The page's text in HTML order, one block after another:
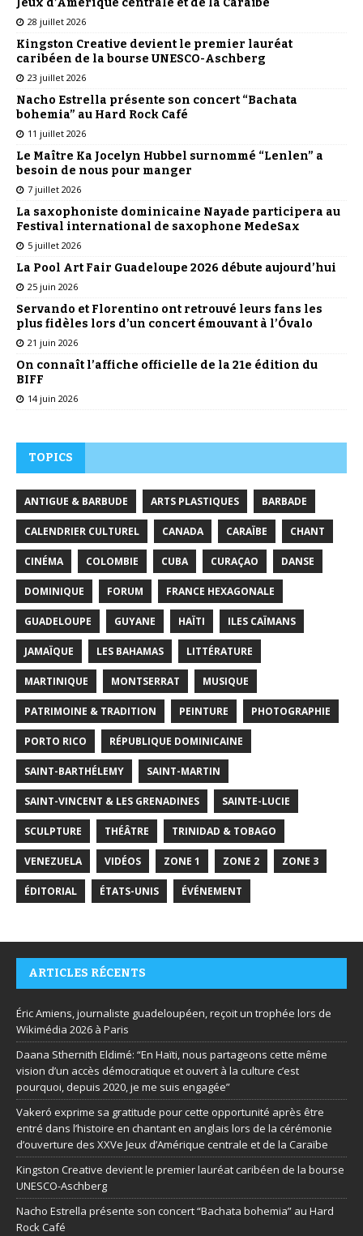
Jeux d’Amérique centrale et de la Caraïbe
28 juillet 2026
Kingston Creative devient le premier lauréat
caribéen de la bourse UNESCO-Aschberg
23 juillet 2026
Nacho Estrella présente son concert “Bachata
bohemia” au Hard Rock Café
11 juillet 2026
Le Maître Ka Jocelyn Hubbel surnommé “Lenlen” a
besoin de nous pour manger
7 juillet 2026
La saxophoniste dominicaine Nayade participera au
Festival international de saxophone MedeSax
5 juillet 2026
La Pool Art Fair Guadeloupe 2026 débute aujourd’hui
25 juin 2026
Servando et Florentino ont retrouvé leurs fans les
plus fidèles lors d’un concert émouvant à l’Óvalo
21 juin 2026
On connaît l’affiche officielle de la 21e édition du
BIFF
14 juin 2026
TOPICS
ANTIGUE & BARBUDE ARTS PLASTIQUES BARBADE
CALENDRIER CULTUREL CANADA CARAÏBE CHANT
CINÉMA COLOMBIE CUBA CURAÇAO DANSE
DOMINIQUE FORUM FRANCE HEXAGONALE
GUADELOUPE GUYANE HAÏTI ILES CAÏMANS
JAMAÏQUE LES BAHAMAS LITTÉRATURE
MARTINIQUE MONTSERRAT MUSIQUE
PATRIMOINE & TRADITION PEINTURE PHOTOGRAPHIE
PORTO RICO RÉPUBLIQUE DOMINICAINE
SAINT-BARTHÉLEMY SAINT-MARTIN
SAINT-VINCENT & LES GRENADINES SAINTE-LUCIE
SCULPTURE THÉÂTRE TRINIDAD & TOBAGO
VENEZUELA VIDÉOS ZONE 1 ZONE 2 ZONE 3
ÉDITORIAL ÉTATS-UNIS ÉVÉNEMENT
ARTICLES RÉCENTS
Éric Amiens, journaliste guadeloupéen, reçoit un trophée lors de
Wikimédia 2026 à Paris
Daana Sthernith Eldimé: “En Haïti, nous partageons cette même
vision d’un accès démocratique et ouvert à la culture c’est
pourquoi, depuis 2020, je me suis engagée”
Vakeró exprime sa gratitude pour cette opportunité après être
entré dans l’histoire en chantant en anglais lors de la cérémonie
d’ouverture des XXVe Jeux d’Amérique centrale et de la Caraïbe
Kingston Creative devient le premier lauréat caribéen de la bourse
UNESCO-Aschberg
Nacho Estrella présente son concert “Bachata bohemia” au Hard
Rock Café